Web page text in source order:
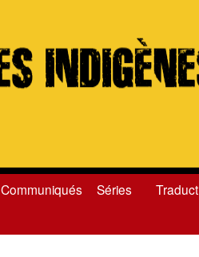
Communiqués Séries